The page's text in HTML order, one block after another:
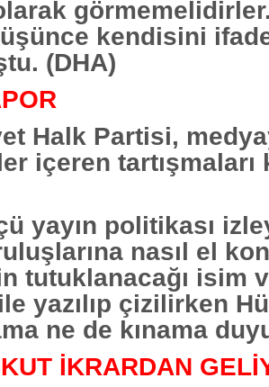
kendisini
(DHA)
Halk Partisi,
içeren tartışmaları
yayın politikası
nasıl el
tutuklanacağı isim
ile yazılıp çizilirken
ne de kınama
İKRARDAN